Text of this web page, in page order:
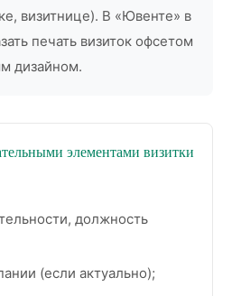
визитнице). В «Ювенте» в
печать визиток офсетом
дизайном.
элементами визитки
должность
(если актуально);